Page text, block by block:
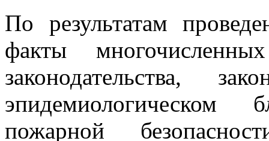
По результатам
факты
законодательства,
эпидемиологическом
пожарной